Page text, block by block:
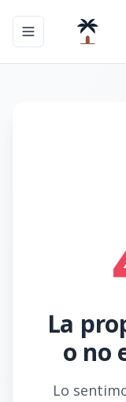
Toggle
La
o no
Lo